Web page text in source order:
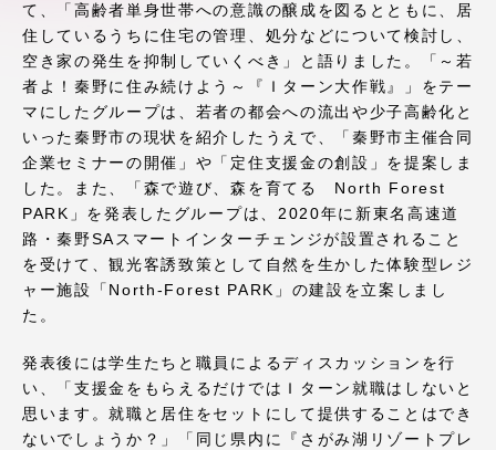
て、「高齢者単身世帯への意識の醸成を図るとともに、居
住しているうちに住宅の管理、処分などについて検討し、
空き家の発生を抑制していくべき」と語りました。「～若
者よ！秦野に住み続けよう～『Ｉターン大作戦』」をテー
マにしたグループは、若者の都会への流出や少子高齢化と
いった秦野市の現状を紹介したうえで、「秦野市主催合同
企業セミナーの開催」や「定住支援金の創設」を提案しま
した。また、「森で遊び、森を育てる North Forest
PARK」を発表したグループは、2020年に新東名高速道
路・秦野SAスマートインターチェンジが設置されること
を受けて、観光客誘致策として自然を生かした体験型レジ
ャー施設「North-Forest PARK」の建設を立案しまし
た。
発表後には学生たちと職員によるディスカッションを行
い、「支援金をもらえるだけではＩターン就職はしないと
思います。就職と居住をセットにして提供することはでき
ないでしょうか？」「同じ県内に『さがみ湖リゾートプレ
アクセス情報
品川キャンパス 湘南キャンパス
伊勢原キャンパス 静岡キャンパス
熊本キャンパス
阿蘇くまもと
臨空キャンパス
札幌キャンパス